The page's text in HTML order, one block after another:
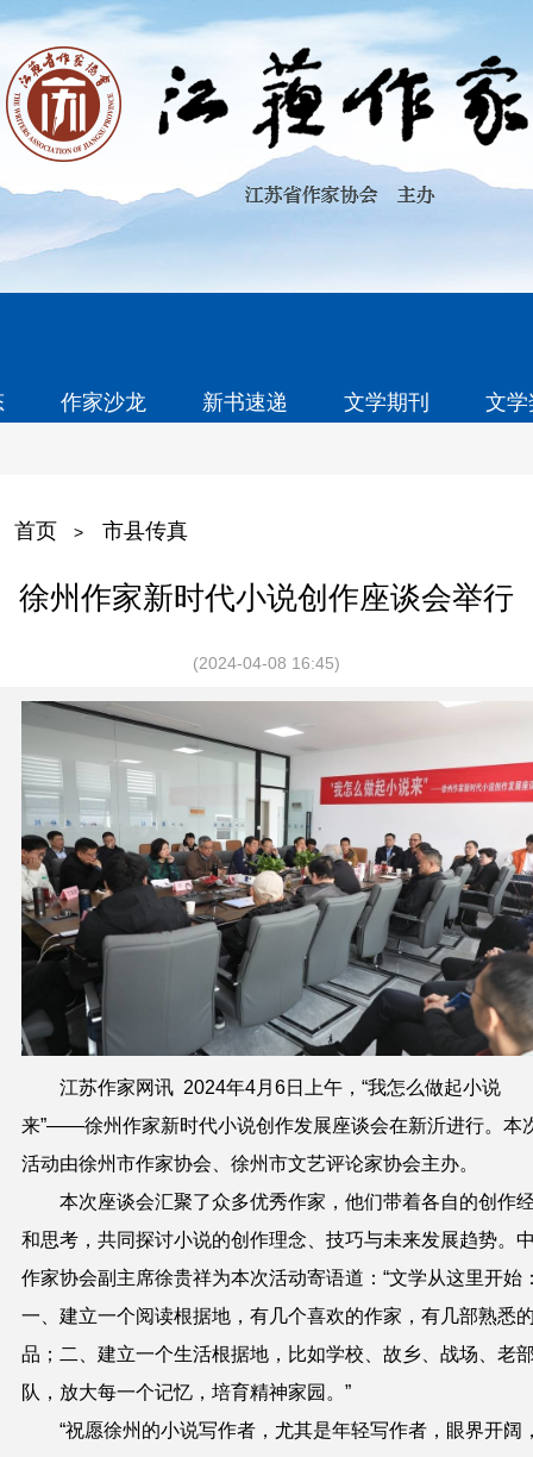
作家沙龙 新书速递 文学期刊 文
首页 > 市县传真
徐州作家新时代小说创作座谈会举行
(2024-04-08 16:45)
江苏作家网讯 2024年4月6日上午，“我怎么做起小说
来”——徐州作家新时代小说创作发展座谈会在新沂进行。本
活动由徐州市作家协会、徐州市文艺评论家协会主办。
本次座谈会汇聚了众多优秀作家，他们带着各自的创作
和思考，共同探讨小说的创作理念、技巧与未来发展趋势。
作家协会副主席徐贵祥为本次活动寄语道：“文学从这里开始
一、建立一个阅读根据地，有几个喜欢的作家，有几部熟悉
品；二、建立一个生活根据地，比如学校、故乡、战场、老
队，放大每一个记忆，培育精神家园。”
“祝愿徐州的小说写作者，尤其是年轻写作者，眼界开阔